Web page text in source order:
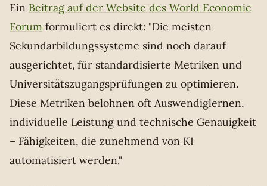
Ein Beitrag auf der Website des World Economic
Forum formuliert es direkt: "Die meisten
Sekundarbildungssysteme sind noch darauf
ausgerichtet, für standardisierte Metriken und
Universitätszugangsprüfungen zu optimieren.
Diese Metriken belohnen oft Auswendiglernen,
individuelle Leistung und technische Genauigkeit
– Fähigkeiten, die zunehmend von KI
automatisiert werden."